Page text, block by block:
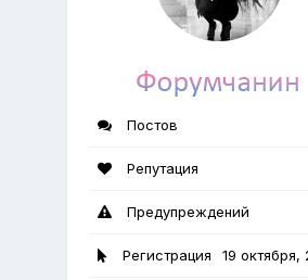
Постов
Репутация
Предупреждений
Регистрация 19 октября,